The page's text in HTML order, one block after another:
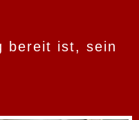
bereit ist, sein